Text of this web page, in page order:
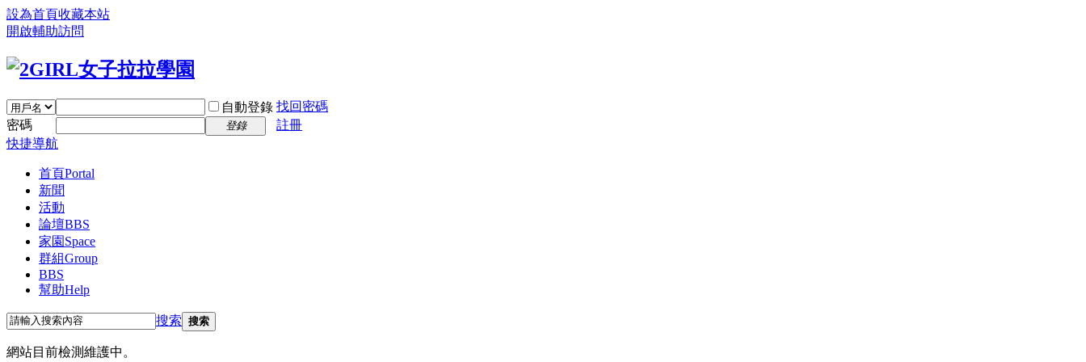
設為首頁收藏本站
開啟輔助訪問
自動登錄 找回密碼
密碼
登錄
註冊
快捷導航
首頁Portal
新聞
活動
論壇BBS
家園 Space
群組Group
BBS
幫助Help
搜索 搜索
網站目前檢測維護中。